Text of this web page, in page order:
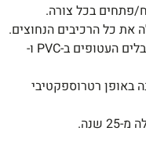
פתחים בכל צורה.
את כל הרכיבים הנחוצים.
אוטם את כל החומרים הידועים, כבלים העטופים ב-PVC ו-
באופן רטרוספקטיבי
שנה.